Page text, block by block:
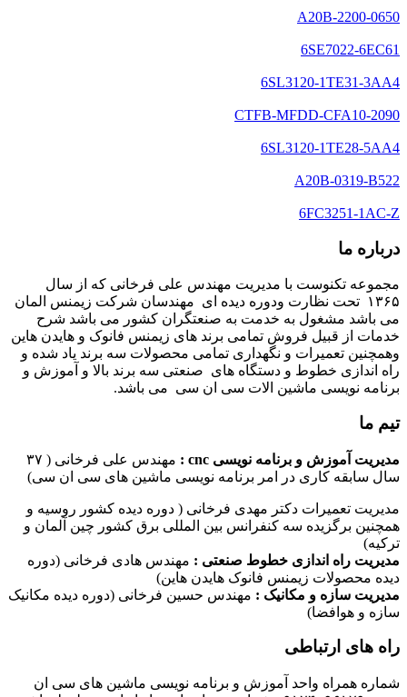
A20B-2200-0650
6SE7022-6EC61
6SL3120-1TE31-3AA4
2090-CTFB-MFDD-CFA10
6SL3120-1TE28-5AA4
A20B-0319-B522
6FC3251-1AC-Z
درباره ما
مجموعه تکنوست با مدیریت مهندس علی فرخانی که از سال
۱۳۶۵ تحت نظارت ودوره دیده ای مهندسان شرکت زیمنس المان
می باشد مشغول به خدمت به صنعتگران کشور می باشد شرح
خدمات از قبیل فروش تمامی برند های زیمنس فانوک و هایدن هاین
وهمچنین تعمیرات و نگهداری تمامی محصولات سه برند یاد شده و
راه اندازی خطوط و دستگاه های صنعتی سه برند بالا و آموزش و
برنامه نویسی ماشین الات سی ان سی می باشد.
تیم ما
مدیریت آموزش و برنامه نویسی cnc :
مهندس علی فرخانی ( ۳۷
سال سابقه کاری در امر برنامه نویسی ماشین های سی ان سی)
مدیریت تعمیرات دکتر مهدی فرخانی ( دوره دیده کشور روسیه و
همچنین برگزیده سه کنفرانس بین المللی برق کشور چین آلمان و
ترکیه)
مدیریت راه اندازی خطوط صنعتی : مهندس هادی فرخانی (دوره
دیده محصولات زیمنس فانوک هایدن هاین)
مدیریت سازه و مکانیک : مهندس حسین فرخانی (دوره دیده مکانیک
سازه و هوافضا)
راه های ارتباطی
شماره همراه واحد آموزش و برنامه نویسی ماشین های سی ان